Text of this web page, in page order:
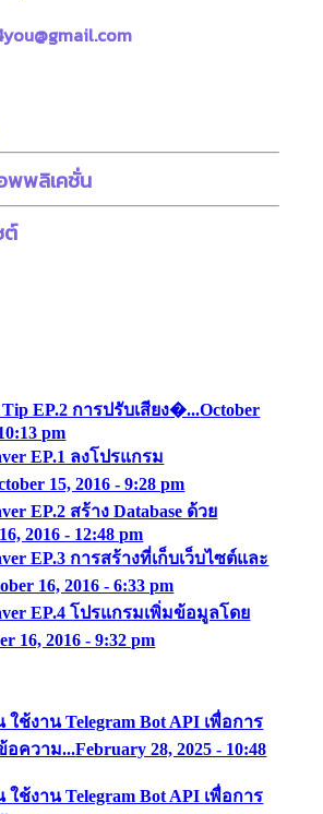
พพลิเคชั่น
ต์
EP.2 การปรับเสียง�...October
pm
EP.1 ลงโปรแกรม
15, 2016 - 9:28 pm
EP.2 สร้าง Database ด้วย
2016 - 12:48 pm
EP.3 การสร้างที่เก็บเว็บไซต์และ
16, 2016 - 6:33 pm
EP.4 โปรแกรมเพิ่มข้อมูลโดย
16, 2016 - 9:32 pm
ใช้งาน Telegram Bot API เพื่อการ
อความ...February 28, 2025 - 10:48
ใช้งาน Telegram Bot API เพื่อการ